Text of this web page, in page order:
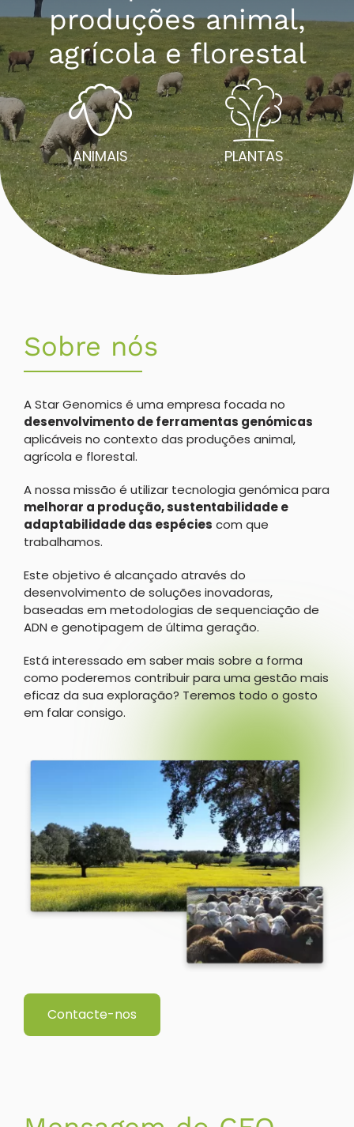
ANIMAIS PLANTAS
produções animal,
agrícola e florestal
Sobre nós
A Star Genomics é uma empresa focada no
desenvolvimento de ferramentas genómicas
aplicáveis no contexto das produções animal,
agrícola e florestal.
A nossa missão é utilizar tecnologia genómica para
melhorar a produção, sustentabilidade e
adaptabilidade das espécies com que
trabalhamos.
Este objetivo é alcançado através do
desenvolvimento de soluções inovadoras,
baseadas em metodologias de sequenciação de
ADN e genotipagem de última geração.
Está interessado em saber mais sobre a forma
como poderemos contribuir para uma gestão mais
eficaz da sua exploração? Teremos todo o gosto
em falar consigo.
Contacte-nos